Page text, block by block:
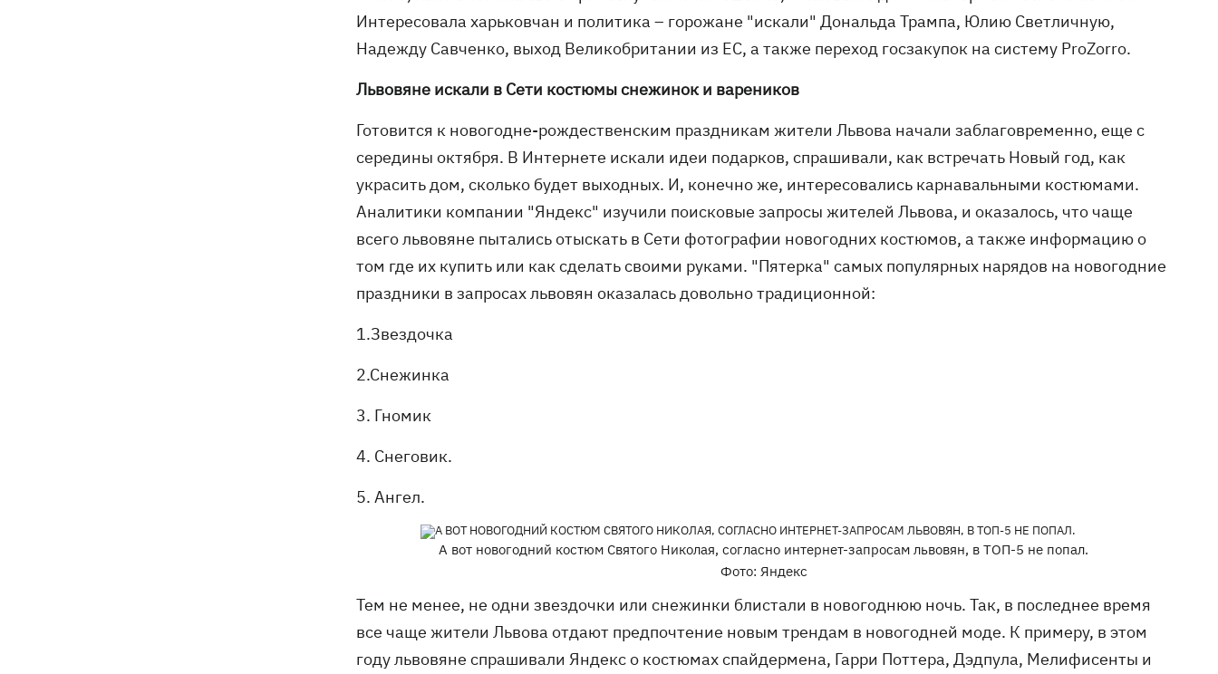
Интересовала харьковчан и политика – горожане "искали" Дональда Трампа, Юлию Светличную,
Надежду Савченко, выход Великобритании из ЕС, а также переход госзакупок на систему ProZorro.
Львовяне искали в Сети костюмы снежинок и вареников
Готовится к новогодне-рождественским праздникам жители Львова начали заблаговременно, еще с
середины октября. В Интернете искали идеи подарков, спрашивали, как встречать Новый год, как
украсить дом, сколько будет выходных. И, конечно же, интересовались карнавальными костюмами.
Аналитики компании "Яндекс" изучили поисковые запросы жителей Львова, и оказалось, что чаще
всего львовяне пытались отыскать в Сети фотографии новогодних костюмов, а также информацию о
том где их купить или как сделать своими руками. "Пятерка" самых популярных нарядов на новогодние
праздники в запросах львовян оказалась довольно традиционной:
1.Звездочка
2.Снежинка
3. Гномик
4. Снеговик.
5. Ангел.
А вот новогодний костюм Святого Николая, согласно интернет-запросам львовян, в ТОП-5 не попал.
Фото: Яндекс
Тем не менее, не одни звездочки или снежинки блистали в новогоднюю ночь. Так, в последнее время
все чаще жители Львова отдают предпочтение новым трендам в новогодней моде. К примеру, в этом
году львовяне спрашивали Яндекс о костюмах спайдермена, Гарри Поттера, Дэдпула, Мелифисенты и